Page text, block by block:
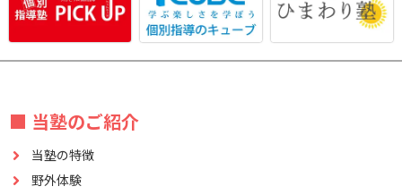
■ 当塾のご紹介
当塾の特徴
野外体験